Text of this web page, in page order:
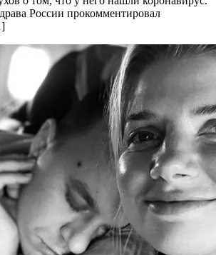
России прокомментировал